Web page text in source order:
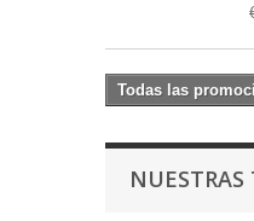
Todas las